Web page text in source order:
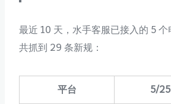
最近 10 天，水手客服已接入的 5 个
共抓到 29 条新规：
平台 5/